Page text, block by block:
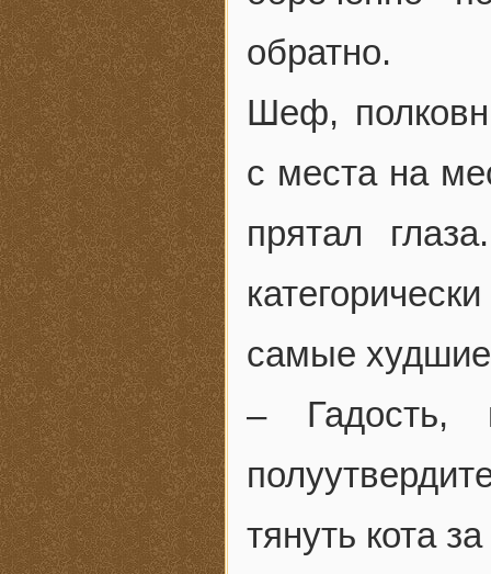
обратно.
Шеф,
с места на
прятал
самые
– Гадость,
тянуть кота